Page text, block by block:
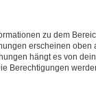
zu dem
erscheinen oben
hängt es von
Berechtigungen